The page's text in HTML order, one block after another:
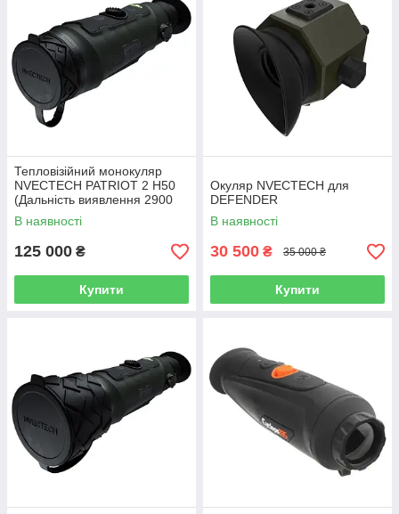
Тепловізійний монокуляр
NVECTECH PATRIOT 2 H50
(Дальність виявлення 2900
м)
В наявності
125 000 ₴
Купити
Окуляр NVECTECH для
DEFENDER
В наявності
30 500 ₴ 35 000 ₴
Купити